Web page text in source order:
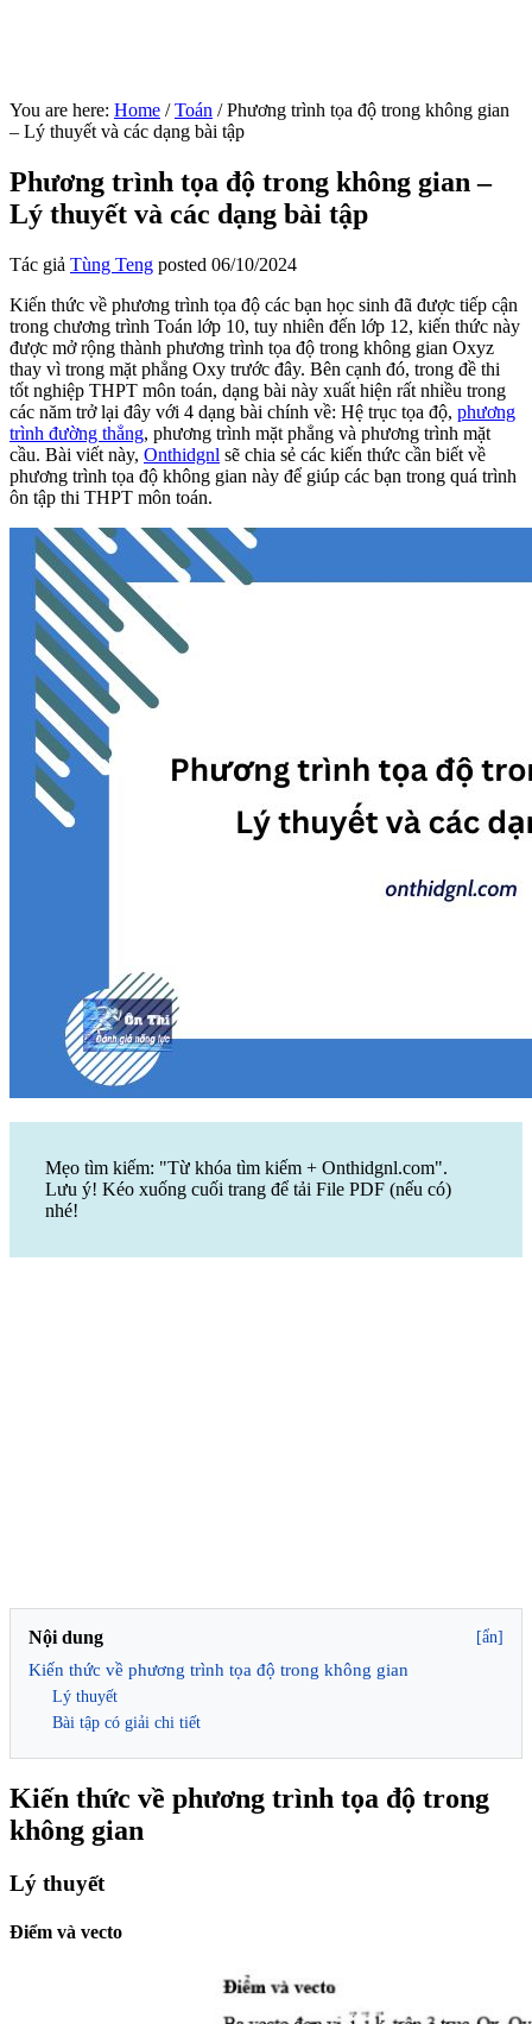
You are here: Home / Toán /Phương trình tọa độ trong không gian
– Lý thuyết và các dạng bài tập
Phương trình tọa độ trong không gian –
Lý thuyết và các dạng bài tập
Tác giả Tùng Teng posted 06/10/2024
Kiến thức về phương trình tọa độ các bạn học sinh đã được tiếp cận
trong chương trình Toán lớp 10, tuy nhiên đến lớp 12, kiến thức này
được mở rộng thành phương trình tọa độ trong không gian Oxyz
thay vì trong mặt phẳng Oxy trước đây. Bên cạnh đó, trong đề thi
tốt nghiệp THPT môn toán, dạng bài này xuất hiện rất nhiều trong
các năm trở lại đây với 4 dạng bài chính về: Hệ trục tọa độ, phương
trình đường thẳng, phương trình mặt phẳng và phương trình mặt
cầu. Bài viết này, Onthidgnl sẽ chia sẻ các kiến thức cần biết về
phương trình tọa độ không gian này để giúp các bạn trong quá trình
ôn tập thi THPT môn toán.
Mẹo tìm kiếm: "Từ khóa tìm kiếm + Onthidgnl.com".
Lưu ý! Kéo xuống cuối trang để tải File PDF (nếu có)
nhé!
Nội dung [ẩn]
Kiến thức về phương trình tọa độ trong không gian
Lý thuyết
Bài tập có giải chi tiết
Kiến thức về phương trình tọa độ trong
không gian
Lý thuyết
Điểm và vecto